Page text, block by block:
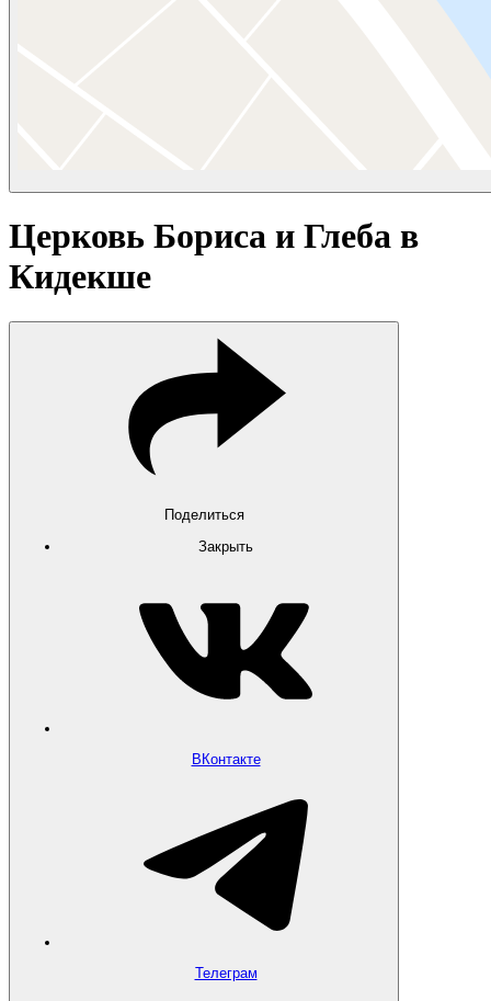
Церковь Бориса и Глеба в
Кидекше
Поделиться
Закрыть
ВКонтакте
Телеграм